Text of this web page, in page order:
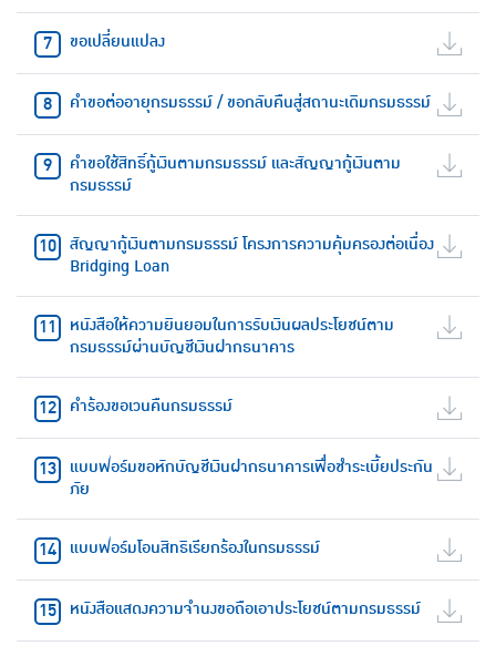
ขอเปลี่ยนแปลง
คำขอต่ออายุกรมธรรม์ / ขอกลับคืนสู่สถานะเดิมกรมธรรม์
คำขอใช้สิทธิ์กู้เงินตามกรมธรรม์ และสัญญากู้เงินตาม
กรมธรรม์
สัญญากู้เงินตามกรมธรรม์ โครงการความคุ้มครองต่อเนื่อง
Bridging Loan
หนังสือให้ความยินยอมในการรับเงินผลประโยชน์ตาม
กรมธรรม์ผ่านบัญชีเงินฝากธนาคาร
คำร้องขอเวนคืนกรมธรรม์
แบบฟอร์มขอหักบัญชีเงินฝากธนาคารเพื่อชำระเบี้ยประกัน
ภัย
แบบฟอร์มโอนสิทธิเรียกร้องในกรมธรรม์
หนังสือแสดงความจำนงขอถือเอาประโยชน์ตามกรมธรรม์